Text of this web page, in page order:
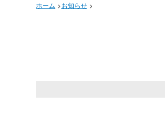
ホーム >お知らせ >